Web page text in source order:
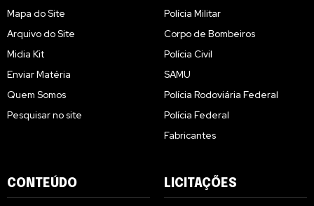
Mapa do Site
Arquivo do Site
Midia Kit
Enviar Matéria
Quem Somos
Pesquisar no site
Polícia Militar
Corpo de Bombeiros
Polícia Civil
SAMU
Polícia Rodoviária Federal
Polícia Federal
Fabricantes
CONTEÚDO LICITAÇÕES